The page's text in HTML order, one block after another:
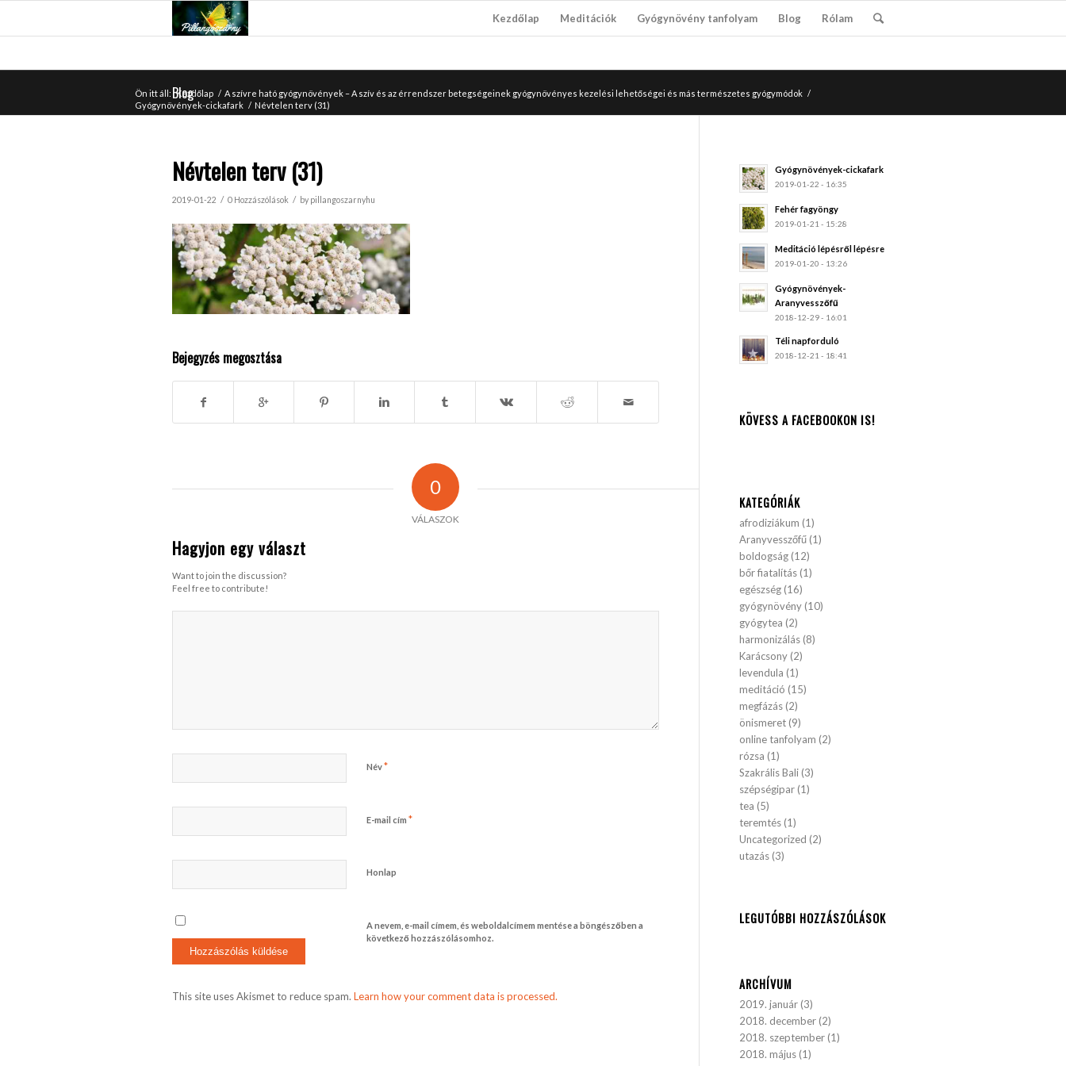
Kezdőlap Meditációk Gyógynövény tanfolyam Blog Rólam
Blog
Ön itt áll: Kezdőlap / A szívre ható gyógynövények – A szív és az érrendszer betegségeinek gyógynövényes kezelési lehetőségei és más természetes gyógymódok /
Gyógynövények-cickafark / Névtelen terv (31)
Névtelen terv (31)
2019-01-22 / 0 Hozzászólások / by pillangoszarnyhu
Bejegyzés megosztása
0
VÁLASZOK
Hagyjon egy választ
Want to join the discussion?
Feel free to contribute!
Név*
E-mail cím *
Honlap
A nevem, e-mail címem, és weboldalcímem mentése a böngészőben a
következő hozzászólásomhoz.
This site uses Akismet to reduce spam. Learn how your comment data is processed.
Gyógynövények-cickafark
2019-01-22 - 16:35
Fehér fagyöngy
2019-01-21 - 15:28
Meditáció lépésről lépésre
2019-01-20 - 13:26
Gyógynövények-
Aranyvesszőfű
2018-12-29 - 16:01
Téli napforduló
2018-12-21 - 18:41
KÖVESS A FACEBOOKON IS!
KATEGÓRIÁK
afrodiziákum (1)
Aranyvesszőfű (1)
boldogság (12)
bőr fiatalítás (1)
egészség (16)
gyógynövény (10)
gyógytea (2)
harmonizálás (8)
Karácsony (2)
levendula (1)
meditáció (15)
megfázás (2)
önismeret (9)
online tanfolyam (2)
rózsa (1)
Szakrális Bali (3)
szépségipar (1)
tea (5)
teremtés (1)
Uncategorized (2)
utazás (3)
LEGUTÓBBI HOZZÁSZÓLÁSOK
ARCHÍVUM
2019. január (3)
2018. december (2)
2018. szeptember (1)
2018. május (1)